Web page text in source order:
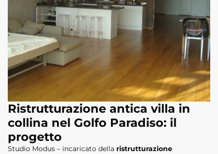
Ristrutturazione antica villa in
collina nel Golfo Paradiso: il
progetto
Studio Modus – incaricato della ristrutturazione